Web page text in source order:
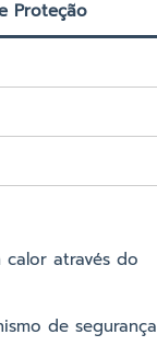
Proteção
calor através do
de segurança